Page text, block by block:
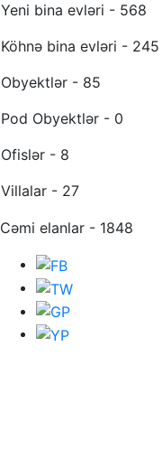
Yeni bina evləri - 568
Köhnə bina evləri - 245
Obyektlər - 85
Pod Obyektlər - 0
Ofislər - 8
Villalar - 27
Cəmi elanlar - 1848